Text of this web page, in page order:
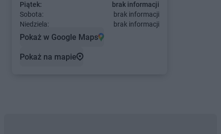
Piątek:
brak informacji
Sobota:
brak informacji
Niedziela:
brak informacji
Pokaż w Google Maps
Pokaż na mapie